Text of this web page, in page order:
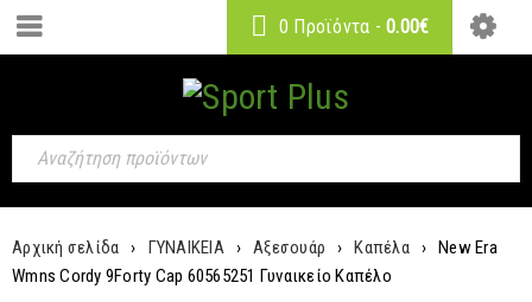
0 Προϊόντα - 0.00€
Αρχική σελίδα › ΓΥΝΑΙΚΕΙΑ › Αξεσουάρ › Καπέλα › New Era
Wmns Cordy 9Forty Cap 60565251 Γυναικείο Καπέλο